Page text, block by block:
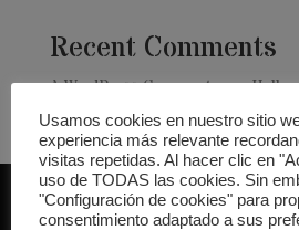
Recent Comments
A WordPress CommenterenHello
Usamos cookies en nuestro sitio
experiencia más relevante
visitas repetidas. Al hacer clic en
uso de TODAS las cookies. Sin
"Configuración de cookies" para
consentimiento adaptado a sus